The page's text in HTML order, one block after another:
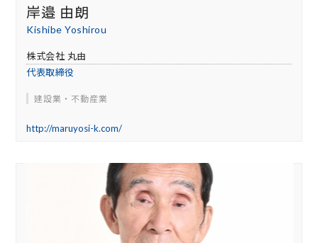
岸邉 由朗
Kishibe Yoshirou
株式会社 丸由
代表取締役
建設業・不動産業
http://maruyosi-k.com/